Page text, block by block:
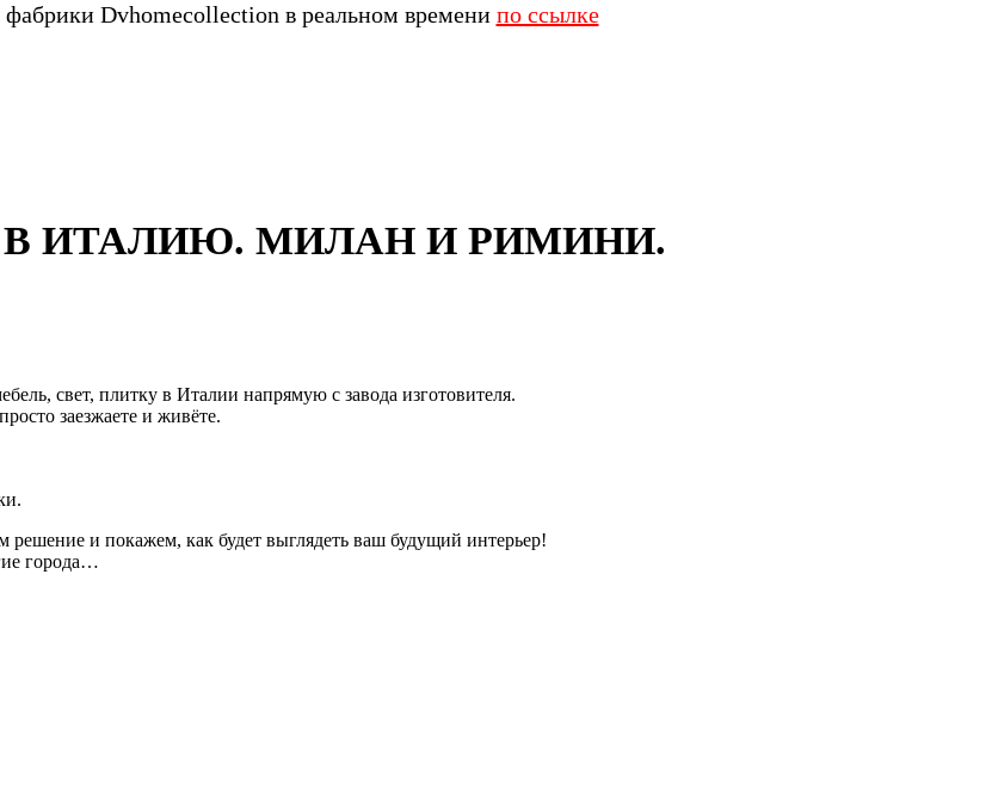
Dvhomecollection в реальном времени по ссылке
ИТАЛИЮ. МИЛАН И РИМИНИ.
свет, плитку в Италии напрямую с завода изготовителя.
заезжаете и живёте.
и покажем, как будет выглядеть ваш будущий интерьер!
города…